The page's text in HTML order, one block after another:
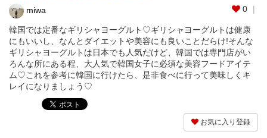
miwa 0
韓国では定番なギリシャヨーグルト♡ギリシャヨーグルトは健康
にもいいし、なんとダイエットや美容にも良いことだらけ!そんな
ギリシャヨーグルトは日本でも人気だけど、韓国では専門店がい
ろんな所にある程、大人気で韓国女子に必須な美容フードアイテ
ム♡これを参考に韓国に行けたら、是非食べに行って美味しくキ
レイになりましょう♡
お気に入り登録